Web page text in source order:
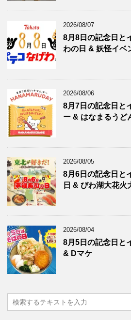
2026/08/07
8月8日の記念日と
わの日 & 妖怪イベ
2026/08/06
8月7日の記念日と
ー & はなまるうど
2026/08/05
8月6日の記念日と
日 & びわ湖大花火
2026/08/04
8月5日の記念日と
& Dマケ